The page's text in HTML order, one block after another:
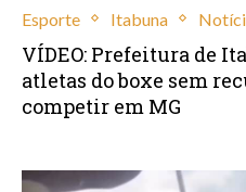
Esporte Itabuna
VÍDEO: Prefeitura de
atletas do boxe sem
competir em MG